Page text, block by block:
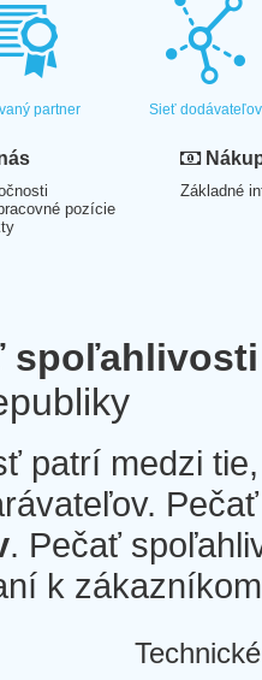
partner Sieť dodávateľov
pozície
Základné
spoľahlivosti
patrí medzi
. Pečať
k